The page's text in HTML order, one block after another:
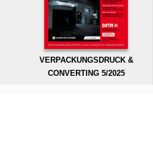
VERPACKUNGSDRUCK &
CONVERTING 5/2025